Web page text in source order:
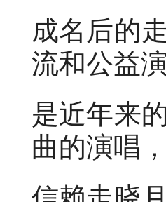
成名后的
流和公益
是近年来
曲的演唱